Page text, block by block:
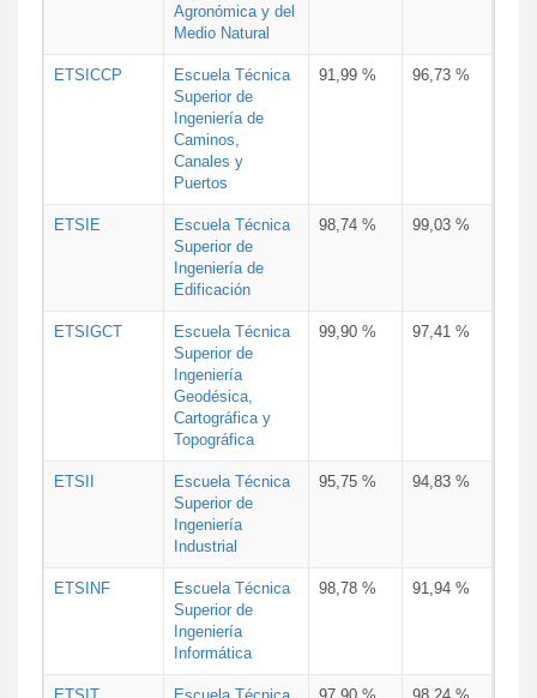
Agronómica y del
Medio Natural
ETSICCP
Escuela Técnica
Superior de
Ingeniería de
Caminos,
Canales y
Puertos
91,99 % 96,73 %
ETSIE
Escuela Técnica
Superior de
Ingeniería de
Edificación
98,74 % 99,03 %
ETSIGCT
Escuela Técnica
Superior de
Ingeniería
Geodésica,
Cartográfica y
Topográfica
99,90 % 97,41 %
ETSII
Escuela Técnica
Superior de
Ingeniería
Industrial
95,75 % 94,83 %
ETSINF
Escuela Técnica
Superior de
Ingeniería
Informática
98,78 % 91,94 %
ETSIT
Escuela Técnica
97,90 % 98,24 %